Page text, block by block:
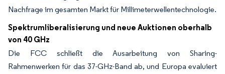
Nachfrage im gesamten Markt für Millimeterwellentechnologie.
Spektrumliberalisierung und neue Auktionen oberhalb
von 40 GHz
Die FCC schließt die Ausarbeitung von Sharing-
Rahmenwerken für das 37-GHz-Band ab, und Europa evaluiert